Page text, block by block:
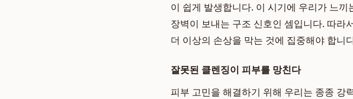
이 쉽게 발생합니다. 이 시기에 우리가 느
장벽이 보내는 구조 신호인 셈입니다. 따라
더 이상의 손상을 막는 것에 집중해야 합니
잘못된 클렌징이 피부를 망친다
피부 고민을 해결하기 위해 우리는 종종 강